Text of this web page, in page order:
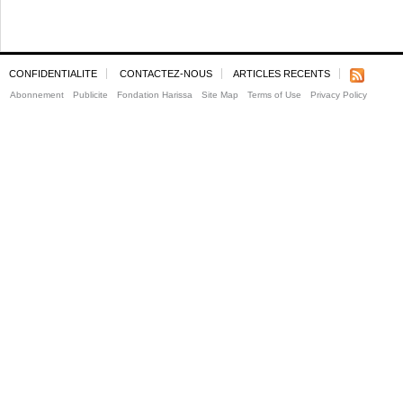
CONFIDENTIALITE CONTACTEZ-NOUS ARTICLES RECENTS
Abonnement Publicite Fondation Harissa Site Map Terms of Use Privacy Policy